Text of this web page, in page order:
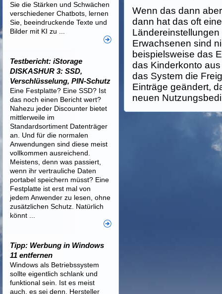
Wenn das dann
dann hat das oft
Erwachsenen sind
beispielsweise das
das Kinderkonto
das System die
Einträge geändert,
neuen
Sie die Stärken und Schwächen
verschiedener Chatbots, lernen
Sie, beeindruckende Texte und
Bilder mit KI zu ...
Testbericht: iStorage
DISKASHUR 3: SSD,
Verschlüsselung, PIN-Schutz
Eine Festplatte? Eine SSD? Ist
das noch einen Bericht wert?
Nahezu jeder Discounter bietet
mittlerweile im
Standardsortiment Datenträger
an. Und für die normalen
Anwendungen sind diese meist
vollkommen ausreichend.
Meistens, denn was passiert,
wenn ihr vertrauliche Daten
portabel speichern müsst? Eine
Festplatte ist erst mal von
jedem Anwender zu lesen, ohne
zusätzlichen Schutz. Natürlich
könnt ...
Tipp: Werbung in Windows
11 entfernen
Windows als Betriebssystem
sollte eigentlich schlank und
funktional sein. Ist es meist
auch, es sei denn, Hersteller